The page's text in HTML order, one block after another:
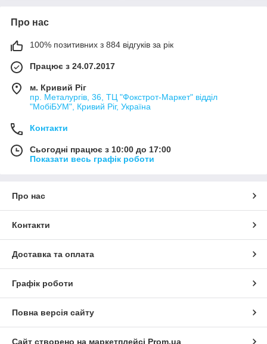
Про нас
100% позитивних з 884 відгуків за рік
Працює з 24.07.2017
м. Кривий Ріг
пр. Металургів, 36, ТЦ "Фокстрот-Маркет" відділ
"МобіБУМ", Кривий Ріг, Україна
Контакти
Сьогодні працює з 10:00 до 17:00
Показати весь графік роботи
Про нас
Контакти
Доставка та оплата
Графік роботи
Повна версія сайту
Сайт створено на маркетплейсі Prom.ua